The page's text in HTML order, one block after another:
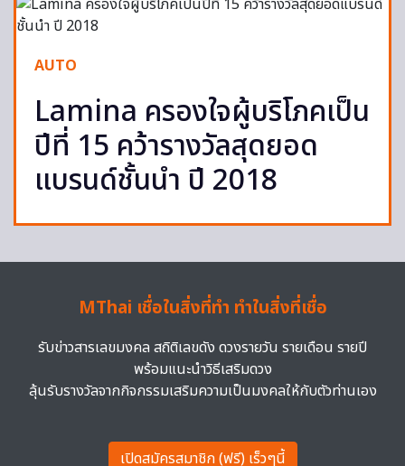
AUTO
Lamina ครองใจผู้บริโภคเป็น
ปีที่ 15 คว้ารางวัลสุดยอด
แบรนด์ชั้นนำ ปี 2018
MThai เชื่อในสิ่งที่ทำ ทำในสิ่งที่เชื่อ
รับข่าวสารเลขมงคล สถิติเลขดัง ดวงรายวัน รายเดือน รายปี
พร้อมแนะนำวิธีเสริมดวง
ลุ้นรับรางวัลจากกิจกรรมเสริมความเป็นมงคลให้กับตัวท่านเอง
เปิดสมัครสมาชิก (ฟรี) เร็วๆนี้